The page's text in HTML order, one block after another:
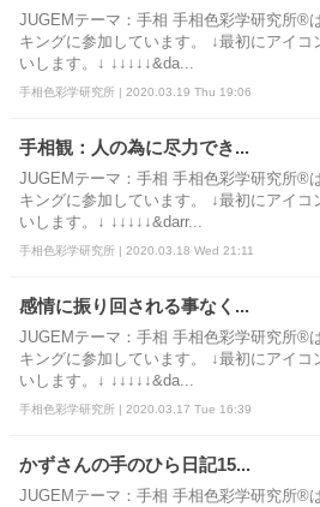
JUGEMテーマ：手相 手相色彩学研究所®
キングに参加しています。 ↓最初にアイコ
いします。↓ ↓↓↓↓↓&da...
手相色彩学研究所 | 2020.03.19 Thu 19:06
手相観：人の為に尽力でき...
JUGEMテーマ：手相 手相色彩学研究所®
キングに参加しています。 ↓最初にアイコ
いします。↓ ↓↓↓↓↓&darr...
手相色彩学研究所 | 2020.03.18 Wed 21:11
感情に振り回される事なく...
JUGEMテーマ：手相 手相色彩学研究所®
キングに参加しています。 ↓最初にアイコ
いします。↓ ↓↓↓↓↓&da...
手相色彩学研究所 | 2020.03.17 Tue 16:39
かずさんの手のひら日記15...
JUGEMテーマ：手相 手相色彩学研究所®